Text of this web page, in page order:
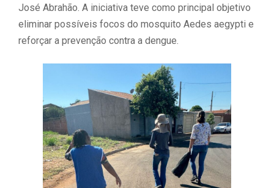
José Abrahão. A iniciativa teve como principal objetivo
eliminar possíveis focos do mosquito Aedes aegypti e
reforçar a prevenção contra a dengue.